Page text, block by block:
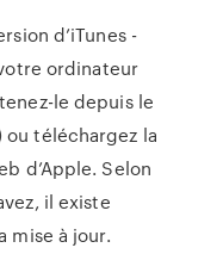
d’iTunes -
ordinateur
le depuis le
ou téléchargez la
d’Apple. Selon
il existe
mise à jour.